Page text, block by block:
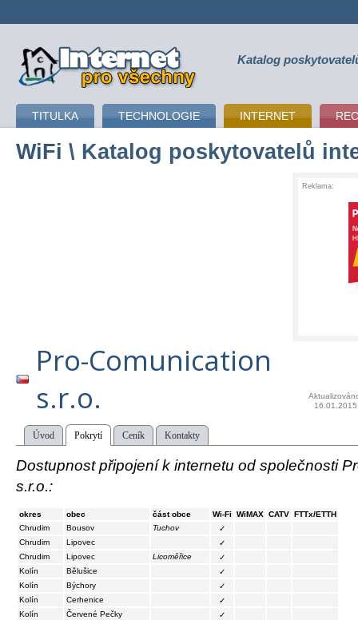
připojení k internetu Katalog
TITULKA TECHNOLOGIE INTERNET
WiFi \ Katalog poskytovatelů
Reklama:
Pro-Comunication
s.r.o.
16.01.2015
Úvod Pokrytí Ceník Kontakty
Dostupnost připojení k internetu od společnosti
s.r.o.:
okres obec část obce Wi-Fi WiMAX CATV FTTx/ETTH
Chrudim
Bousov Tuchov
✓
Chrudim
Lipovec
✓
Chrudim
Lipovec Licoměřice
✓
Kolín
Bělušice
✓
Kolín
Býchory
✓
Kolín
Cerhenice
✓
Kolín
Červené Pečky
✓